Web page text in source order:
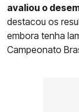
avaliou o
destacou os
embora tenha
Campeonato